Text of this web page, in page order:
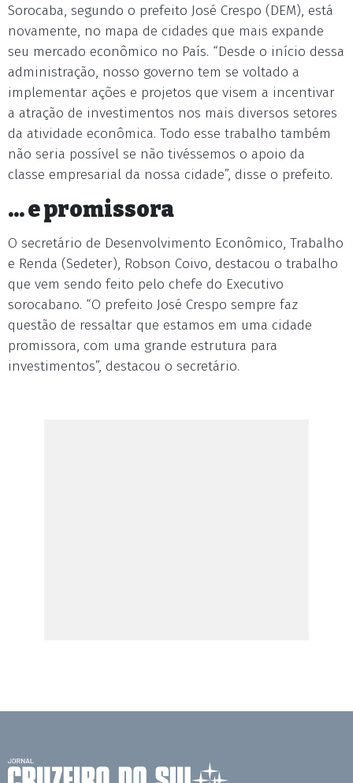
Sorocaba, segundo o prefeito José Crespo (DEM), está
novamente, no mapa de cidades que mais expande
seu mercado econômico no País. “Desde o início dessa
administração, nosso governo tem se voltado a
implementar ações e projetos que visem a incentivar
a atração de investimentos nos mais diversos setores
da atividade econômica. Todo esse trabalho também
não seria possível se não tivéssemos o apoio da
classe empresarial da nossa cidade”, disse o prefeito.
... e promissora
O secretário de Desenvolvimento Econômico, Trabalho
e Renda (Sedeter), Robson Coivo, destacou o trabalho
que vem sendo feito pelo chefe do Executivo
sorocabano. “O prefeito José Crespo sempre faz
questão de ressaltar que estamos em uma cidade
promissora, com uma grande estrutura para
investimentos”, destacou o secretário.